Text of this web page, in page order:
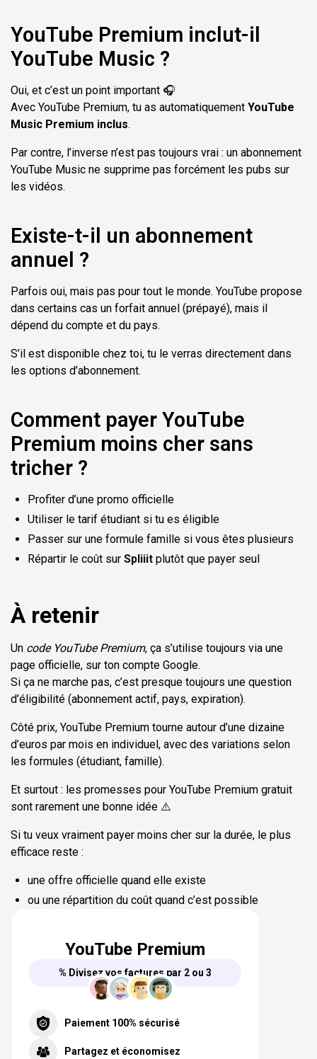
YouTube Premium inclut-il
YouTube Music ?
Oui, et c’est un point important 🎧
Avec YouTube Premium, tu as automatiquement YouTube
Music Premium inclus.
Par contre, l’inverse n’est pas toujours vrai : un abonnement
YouTube Music ne supprime pas forcément les pubs sur
les vidéos.
Existe-t-il un abonnement
annuel ?
Parfois oui, mais pas pour tout le monde. YouTube propose
dans certains cas un forfait annuel (prépayé), mais il
dépend du compte et du pays.
S’il est disponible chez toi, tu le verras directement dans
les options d’abonnement.
Comment payer YouTube
Premium moins cher sans
tricher ?
Profiter d’une promo officielle
Utiliser le tarif étudiant si tu es éligible
Passer sur une formule famille si vous êtes plusieurs
Répartir le coût sur Spliiit plutôt que payer seul
À retenir
Un code YouTube Premium, ça s’utilise toujours via une
page officielle, sur ton compte Google.
Si ça ne marche pas, c’est presque toujours une question
d’éligibilité (abonnement actif, pays, expiration).
Côté prix, YouTube Premium tourne autour d’une dizaine
d’euros par mois en individuel, avec des variations selon
les formules (étudiant, famille).
Et surtout : les promesses pour YouTube Premium gratuit
sont rarement une bonne idée ⚠️
Si tu veux vraiment payer moins cher sur la durée, le plus
efficace reste :
une offre officielle quand elle existe
ou une répartition du coût quand c’est possible
YouTube Premium
% Divisez vos factures par 2 ou 3
Paiement 100% sécurisé
Partagez et économisez